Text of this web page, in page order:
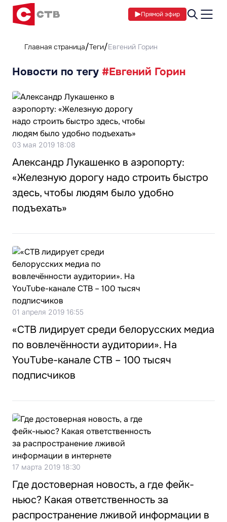
Прямой эфир
Главная страница Теги Евгений Горин
Новости по тегу #Евгений Горин
03 мая 2019 18:08
Александр Лукашенко в аэропорту:
«Железную дорогу надо строить быстро
здесь, чтобы людям было удобно
подъехать»
01 апреля 2019 16:55
«СТВ лидирует среди белорусских медиа
по вовлечённости аудитории». На
YouTube-канале СТВ – 100 тысяч
подписчиков
17 марта 2019 18:30
Где достоверная новость, а где фейк-
ньюс? Какая ответственность за
распространение лживой информации в